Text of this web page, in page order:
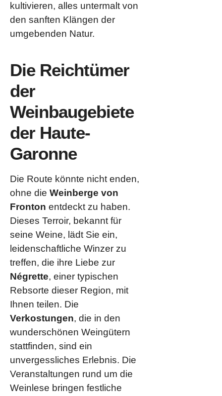
kultivieren, alles untermalt von
den sanften Klängen der
umgebenden Natur.
Die Reichtümer
der
Weinbaugebiete
der Haute-
Garonne
Die Route könnte nicht enden,
ohne die Weinberge von
Fronton entdeckt zu haben.
Dieses Terroir, bekannt für
seine Weine, lädt Sie ein,
leidenschaftliche Winzer zu
treffen, die ihre Liebe zur
Négrette, einer typischen
Rebsorte dieser Region, mit
Ihnen teilen. Die
Verkostungen, die in den
wunderschönen Weingütern
stattfinden, sind ein
unvergessliches Erlebnis. Die
Veranstaltungen rund um die
Weinlese bringen festliche